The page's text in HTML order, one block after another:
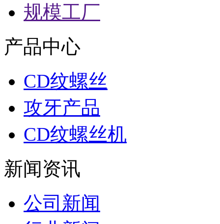
规模工厂
产品中心
CD纹螺丝
攻牙产品
CD纹螺丝机
新闻资讯
公司新闻